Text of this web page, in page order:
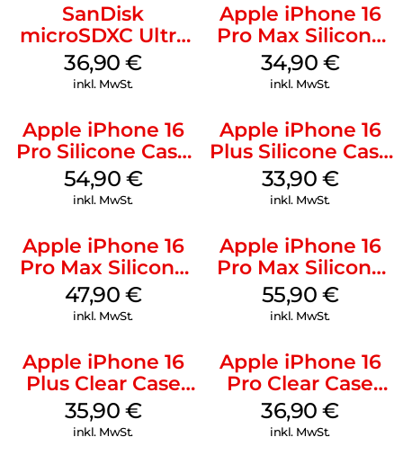
SanDisk
microSDXC Ultra
128 GB + Adapter
Mobile
36,90€
inkl. MwSt.
Apple iPhone 16
Pro Max Silicone
Case MagSafe
Denim
34,90 €
inkl. MwSt.
Apple iPhone 16
Pro Silicone Case
MagSafe Black
54,90 €
inkl. MwSt.
Apple iPhone 16
Plus Silicone Case
MagSafe Lake
Green
33,90 €
inkl. MwSt.
Apple iPhone 16
Pro Max Silicone
Case MagSafe
Black
47,90 €
inkl. MwSt.
Apple iPhone 16
Pro Max Silicone
Case MagSafe
Stone Gray
55,90 €
inkl. MwSt.
Apple iPhone 16
Plus Clear Case
MagSafe
Transparent
35,90 €
inkl. MwSt.
Apple iPhone 16
Pro Clear Case
MagSafe
Transparent
36,90€
inkl. MwSt.